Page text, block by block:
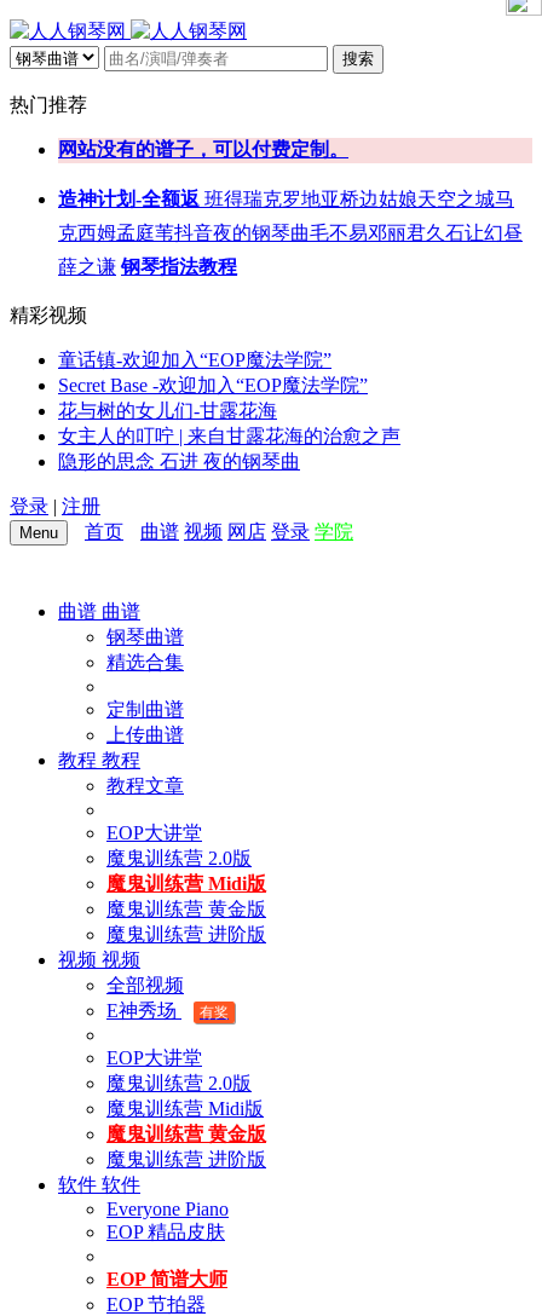
搜索
热门推荐
网站没有的谱子，可以付费定制。
造神计划-全额返 班得瑞克罗地亚桥边姑娘天空之城马
克西姆孟庭苇抖音夜的钢琴曲毛不易邓丽君久石让幻昼
薛之谦 钢琴指法教程
精彩视频
童话镇-欢迎加入“EOP魔法学院”
Secret Base -欢迎加入“EOP魔法学院”
花与树的女儿们-甘露花海
女主人的叮咛 | 来自甘露花海的治愈之声
隐形的思念 石进 夜的钢琴曲
登录 | 注册
Menu 首页 曲谱 视频 网店 登录 学院
曲谱 曲谱
钢琴曲谱
精选合集
定制曲谱
上传曲谱
教程 教程
教程文章
EOP大讲堂
魔鬼训练营 2.0版
魔鬼训练营 Midi版
魔鬼训练营 黄金版
魔鬼训练营 进阶版
视频 视频
全部视频
E神秀场
有奖
EOP大讲堂
魔鬼训练营 2.0版
魔鬼训练营 Midi版
魔鬼训练营 黄金版
魔鬼训练营 进阶版
软件 软件
Everyone Piano
EOP 精品皮肤
EOP 简谱大师
EOP 节拍器